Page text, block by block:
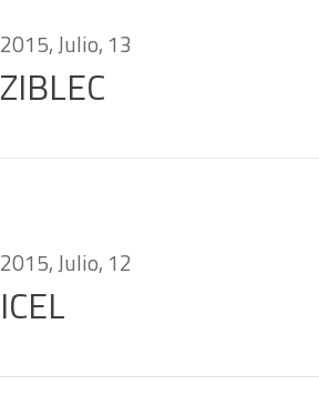
2015, Julio, 13
ZIBLEC
2015, Julio, 12
ICEL